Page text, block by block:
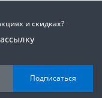
и скидках?
Подписаться